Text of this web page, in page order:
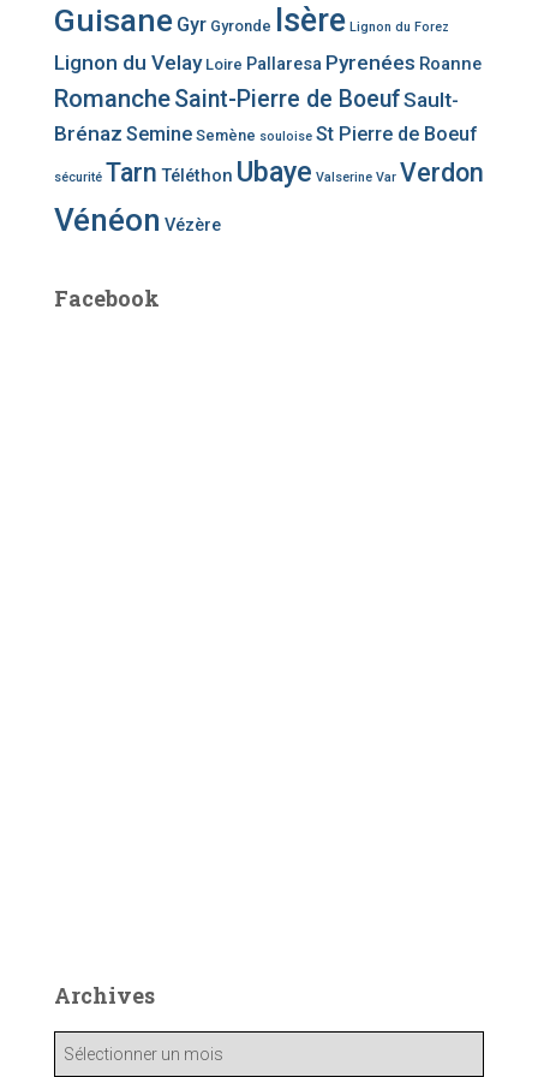
Guisane Gyr Gyronde Isère Lignon du Forez
Lignon du Velay Loire Pallaresa Pyrenées Roanne
RomancheSaint-Pierre de BoeufSault-
Brénaz Semine Semène souloise St Pierre de Boeuf
sécurité Tarn Téléthon Ubaye Valserine Var Verdon
Vénéon Vézère
Facebook
Archives